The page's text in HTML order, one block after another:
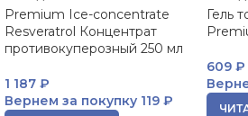
Premium Ice-concentrate
Resveratrol Концентрат
противокуперозный 250 мл
1 187 ₽
Вернем за покупку 119 ₽
Гель
609 ₽